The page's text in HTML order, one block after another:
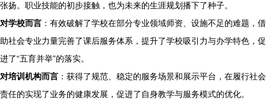
张扬。职业技能的初步接触，也为未来的生涯规划播下了种子。
对学校而言 ：有效破解了学校在部分专业领域师资、设施不足的难题，借
助社会专业力量完善了课后服务体系，提升了学校吸引力与办学特色，促
进了“五育并举”的落实。
对培训机构而言 ：获得了规范、稳定的服务场景和展示平台，在履行社会
责任的实现了业务的健康发展，促进了自身教学与服务模式的优化。